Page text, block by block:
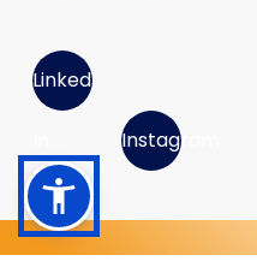
Linked
Instagram